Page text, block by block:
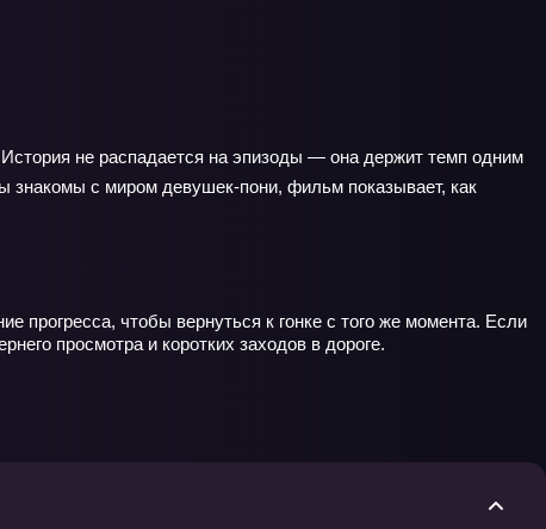
не распадается на эпизоды — она держит темп одним
знакомы с миром девушек-пони, фильм показывает, как
прогресса, чтобы вернуться к гонке с того же момента. Если
просмотра и коротких заходов в дороге.